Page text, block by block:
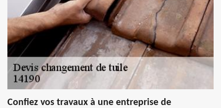
Confiez vos travaux à une entreprise de